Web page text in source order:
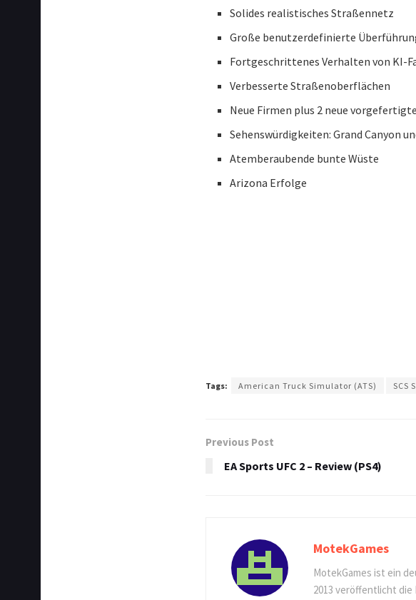
Solides realistisches Straßennetz
Große benutzerdefinierte
Fortgeschrittenes Verhalten von KI-
Verbesserte Straßenoberflächen
Neue Firmen plus 2 neue
Sehenswürdigkeiten: Grand Canyon
Atemberaubende bunte Wüste
Arizona Erfolge
Tags: American Truck Simulator (ATS) SCS
Previous Post
EA Sports UFC 2 – Review (PS4)
MotekGames
MotekGames ist ein
2013 veröffentlicht die